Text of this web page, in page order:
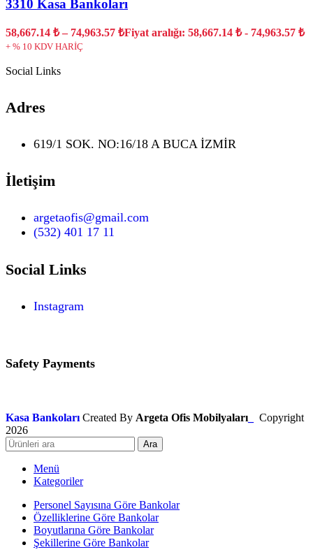
3310 Kasa Bankoları
58,667.14 ₺ – 74,963.57 ₺Fiyat aralığı: 58,667.14 ₺ - 74,963.57 ₺
+ % 10 KDV HARİÇ
Social Links
Adres
619/1 SOK. NO:16/18 A BUCA İZMİR
İletişim
argetaofis@gmail.com
(532) 401 17 11
Social Links
Instagram
Safety Payments
Kasa Bankoları Created By Argeta Ofis Mobilyaları
Copyright
2026
Ara
Menü
Kategoriler
Personel Sayısına Göre Bankolar
Özelliklerine Göre Bankolar
Boyutlarına Göre Bankolar
Şekillerine Göre Bankolar